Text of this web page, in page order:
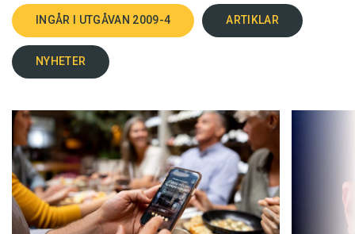
INGÅR I UTGÅVAN 2009-4 ARTIKLAR
NYHETER